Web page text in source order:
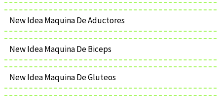
New Idea Maquina De Aductores
New Idea Maquina De Biceps
New Idea Maquina De Gluteos